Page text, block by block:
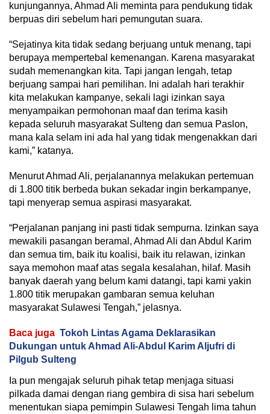
kunjungannya, Ahmad Ali meminta para pendukung tidak
berpuas diri sebelum hari pemungutan suara.
“Sejatinya kita tidak sedang berjuang untuk menang, tapi
berupaya mempertebal kemenangan. Karena masyarakat
sudah memenangkan kita. Tapi jangan lengah, tetap
berjuang sampai hari pemilihan. Ini adalah hari terakhir
kita melakukan kampanye, sekali lagi izinkan saya
menyampaikan permohonan maaf dan terima kasih
kepada seluruh masyarakat Sulteng dan semua Paslon,
mana kala selam ini ada hal yang tidak mengenakkan dari
kami,” katanya.
Menurut Ahmad Ali, perjalanannya melakukan pertemuan
di 1.800 titik berbeda bukan sekadar ingin berkampanye,
tapi menyerap semua aspirasi masyarakat.
“Perjalanan panjang ini pasti tidak sempurna. Izinkan saya
mewakili pasangan beramal, Ahmad Ali dan Abdul Karim
dan semua tim, baik itu koalisi, baik itu relawan, izinkan
saya memohon maaf atas segala kesalahan, hilaf. Masih
banyak daerah yang belum kami datangi, tapi kami yakin
1.800 titik merupakan gambaran semua keluhan
masyarakat Sulawesi Tengah,” jelasnya.
Baca juga Tokoh Lintas Agama Deklarasikan
Dukungan untuk Ahmad Ali-Abdul Karim Aljufri di
Pilgub Sulteng
Ia pun mengajak seluruh pihak tetap menjaga situasi
pilkada damai dengan riang gembira di sisa hari sebelum
menentukan siapa pemimpin Sulawesi Tengah lima tahun